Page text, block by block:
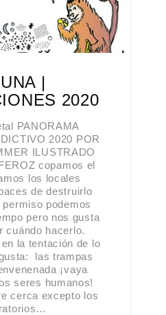
|
2020
PANORAMA
2020 POR
ILUSTRADO
copamos el
los locales
de destruirlo
podemos
pero nos gusta
cuándo hacerlo.
la tentación de lo
las trampas
¡vaya
seres humanos!
cerca excepto los